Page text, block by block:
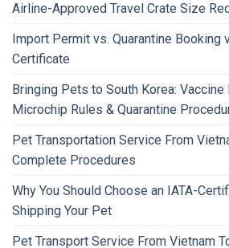
Airline-Approved Travel Crate Size
Import Permit vs. Quarantine Booking
Certificate
Bringing Pets to South Korea:
Microchip Rules & Quarantine
Pet Transportation Service From
Complete Procedures
Why You Should Choose an IATA-
Shipping Your Pet
Pet Transport Service From Vietnam